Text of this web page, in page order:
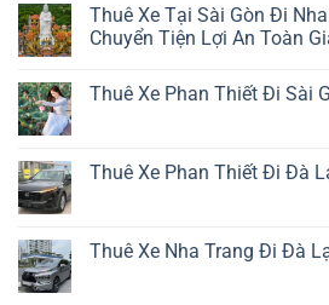
luận
Từ
Đi
Đà
Km?
Thuê Xe Tại Sài Gòn Đi
Chuyển Tiện Lợi An Toàn
bình
Tại
Trang
Thuê Xe Phan Thiết Đi Sài
luận
Thiết
Đi
Thuê Xe Phan Thiết Đi Đà
luận
Thuê Xe Nha Trang Đi Đà